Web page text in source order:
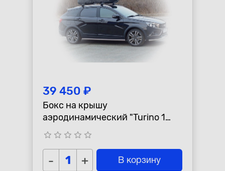
39 450 ₽
Бокс на крышу
аэродинамический "Turino 1
Lux" 410л., черный
175x79x45см.
star_border star_border star_border star_border star_border
- + В корзину